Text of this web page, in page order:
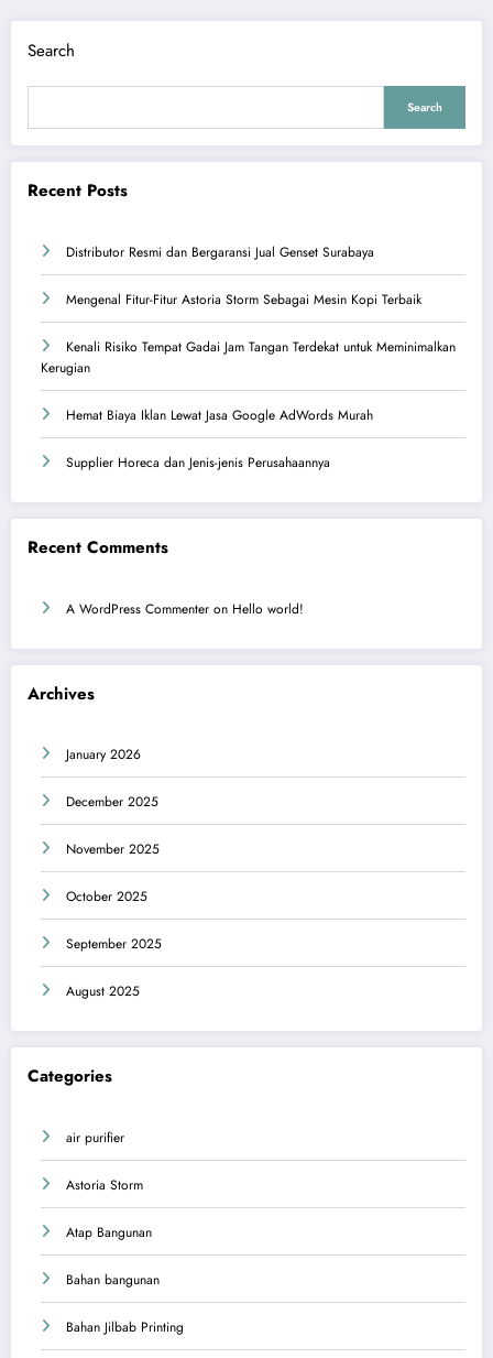
Search
Search
Recent Posts
Distributor Resmi dan Bergaransi Jual Genset Surabaya
Mengenal Fitur-Fitur Astoria Storm Sebagai Mesin Kopi Terbaik
Kenali Risiko Tempat Gadai Jam Tangan Terdekat untuk Meminimalkan
Kerugian
Hemat Biaya Iklan Lewat Jasa Google AdWords Murah
Supplier Horeca dan Jenis-jenis Perusahaannya
Recent Comments
A WordPress Commenter on Hello world!
Archives
January 2026
December 2025
November 2025
October 2025
September 2025
August 2025
Categories
air purifier
Astoria Storm
Atap Bangunan
Bahan bangunan
Bahan Jilbab Printing